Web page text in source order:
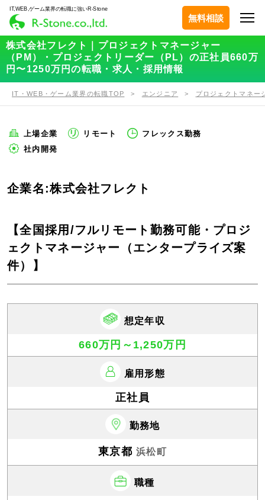
IT,WEB,ゲーム業界の転職に強いR-Stone
無料相談
株式会社フレクト｜プロジェクトマネージャー
（PM）・プロジェクトリーダー（PL）の正社員660万
円〜1250万円の転職・求人・採用情報
IT・WEB・ゲーム業界の転職TOP エンジニア プロジェクトマネー
上場企業 リモート
フレックス勤務
社内開発
企業名:株式会社フレクト
【全国採用/フルリモート勤務可能・プロジ
ェクトマネージャー（エンタープライズ案
件）】
想定年収
660万円～1,250万円
雇用形態
正社員
勤務地
東京都浜松町
職種